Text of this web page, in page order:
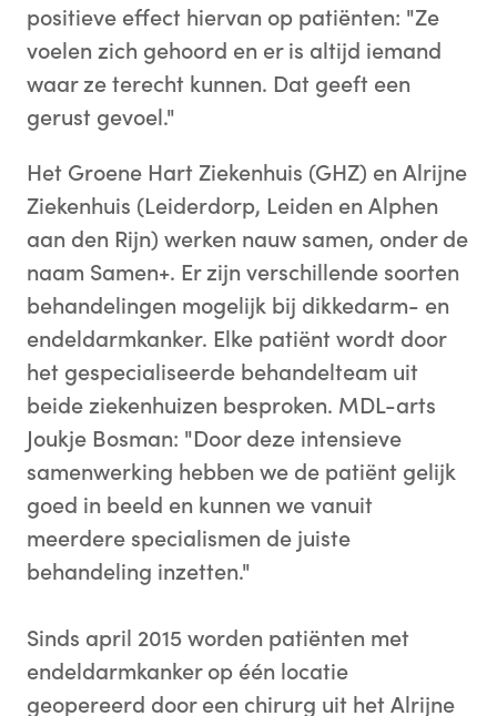
positieve effect hiervan op patiënten: "Ze
voelen zich gehoord en er is altijd iemand
waar ze terecht kunnen. Dat geeft een
gerust gevoel."
Het Groene Hart Ziekenhuis (GHZ) en Alrijne
Ziekenhuis (Leiderdorp, Leiden en Alphen
aan den Rijn) werken nauw samen, onder de
naam Samen+. Er zijn verschillende soorten
behandelingen mogelijk bij dikkedarm- en
endeldarmkanker. Elke patiënt wordt door
het gespecialiseerde behandelteam uit
beide ziekenhuizen besproken. MDL-arts
Joukje Bosman: "Door deze intensieve
samenwerking hebben we de patiënt gelijk
goed in beeld en kunnen we vanuit
meerdere specialismen de juiste
behandeling inzetten."
Sinds april 2015 worden patiënten met
endeldarmkanker op één locatie
geopereerd door een chirurg uit het Alrijne